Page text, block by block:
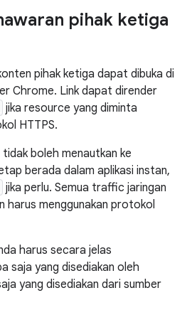
pihak ketiga
pihak ketiga dapat dibuka di
Chrome. Link dapat dirender
jika resource yang diminta
HTTPS.
boleh menautkan ke
berada dalam aplikasi instan,
jika perlu. Semua traffic jaringan
harus menggunakan protokol
harus secara jelas
saja yang disediakan oleh
yang disediakan dari sumber